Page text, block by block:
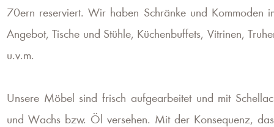
70ern reserviert. Wir haben Schränke und Kommoden
Angebot, Tische und Stühle, Küchenbuffets, Vitrinen,
u.v.m.
Unsere Möbel sind frisch aufgearbeitet und mit
und Wachs bzw. Öl versehen. Mit der Konsequenz,